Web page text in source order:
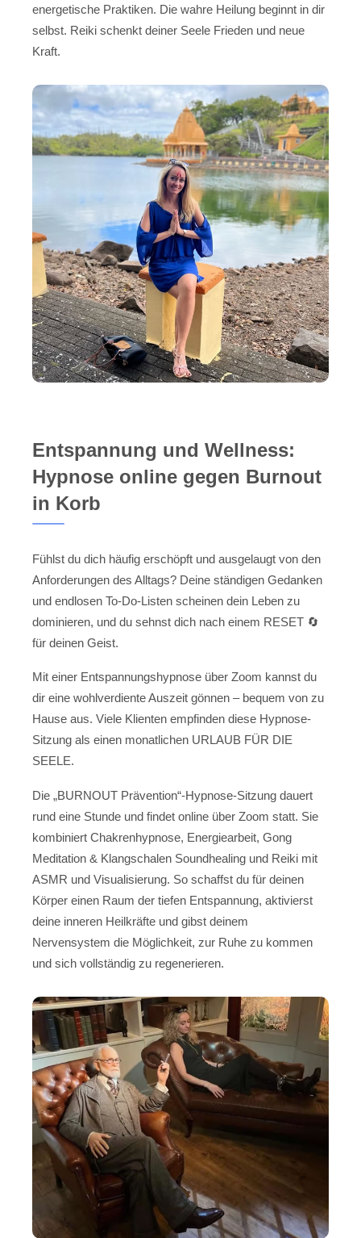
energetische Praktiken. Die wahre Heilung beginnt in dir
selbst. Reiki schenkt deiner Seele Frieden und neue
Kraft.
Entspannung und Wellness:
Hypnose online gegen Burnout
in Korb
Fühlst du dich häufig erschöpft und ausgelaugt von den
Anforderungen des Alltags? Deine ständigen Gedanken
und endlosen To-Do-Listen scheinen dein Leben zu
dominieren, und du sehnst dich nach einem RESET 🔄
für deinen Geist.
Mit einer Entspannungshypnose über Zoom kannst du
dir eine wohlverdiente Auszeit gönnen – bequem von zu
Hause aus. Viele Klienten empfinden diese Hypnose-
Sitzung als einen monatlichen URLAUB FÜR DIE
SEELE.
Die „BURNOUT Prävention“-Hypnose-Sitzung dauert
rund eine Stunde und findet online über Zoom statt. Sie
kombiniert Chakrenhypnose, Energiearbeit, Gong
Meditation & Klangschalen Soundhealing und Reiki mit
ASMR und Visualisierung. So schaffst du für deinen
Körper einen Raum der tiefen Entspannung, aktivierst
deine inneren Heilkräfte und gibst deinem
Nervensystem die Möglichkeit, zur Ruhe zu kommen
und sich vollständig zu regenerieren.